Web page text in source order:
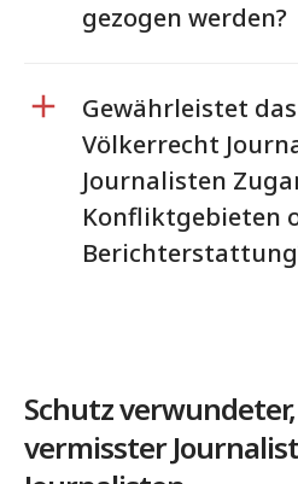
gezogen werden?
Gewährleistet
Völkerrecht
Journalisten
Konfliktgebieten
Schutz
vermisster